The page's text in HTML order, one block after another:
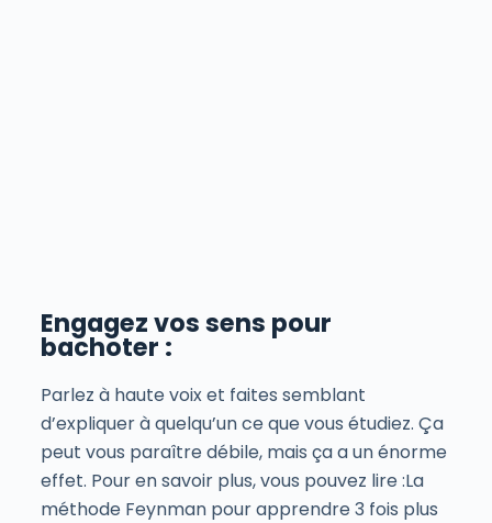
Engagez vos sens pour
bachoter :
Parlez à haute voix et faites semblant
d’expliquer à quelqu’un ce que vous étudiez. Ça
peut vous paraître débile, mais ça a un énorme
effet. Pour en savoir plus, vous pouvez lire :La
méthode Feynman pour apprendre 3 fois plus